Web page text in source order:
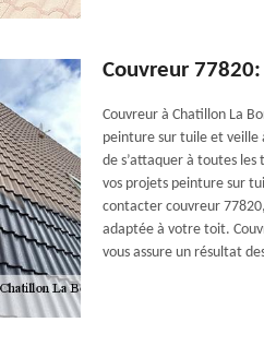
Couvreur
Couvreur à Chatillon La
peinture sur tuile et veille
de s’attaquer à toutes
vos projets peinture sur
contacter couvreur
adaptée à votre toit.
vous assure un résultat